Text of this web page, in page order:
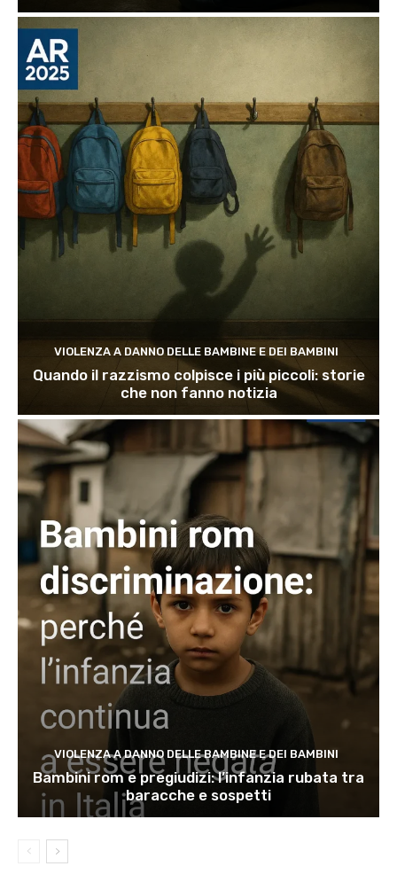
VIOLENZA A DANNO DELLE BAMBINE E DEI BAMBINI
Quando il razzismo colpisce i più piccoli: storie
che non fanno notizia
VIOLENZA A DANNO DELLE BAMBINE E DEI BAMBINI
Bambini rom e pregiudizi: l’infanzia rubata tra
baracche e sospetti